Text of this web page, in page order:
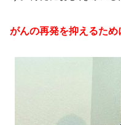
がんの再発を抑えるため